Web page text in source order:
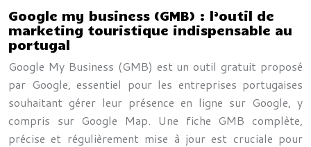
Google my business (GMB) : l’outil de
marketing touristique indispensable au
portugal
Google My Business (GMB) est un outil gratuit proposé
par Google, essentiel pour les entreprises portugaises
souhaitant gérer leur présence en ligne sur Google, y
compris sur Google Map. Une fiche GMB complète,
précise et régulièrement mise à jour est cruciale pour